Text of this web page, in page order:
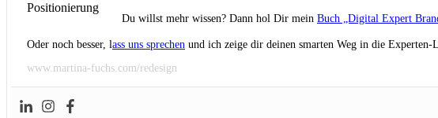
Du willst mehr wissen? Dann hol Dir mein Buch „Digital Expert
Oder noch besser, lass uns sprechen und ich zeige dir deinen smarten Weg in die Experten-
www.martina-fuchs.com/redesign